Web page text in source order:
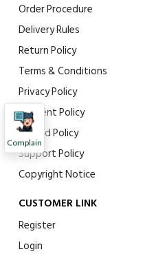
Order Procedure
Delivery Rules
Return Policy
Terms & Conditions
Privacy Policy
Payment Policy
Refund Policy
Support Policy
Copyright Notice
CUSTOMER LINK
Register
Login
Complain